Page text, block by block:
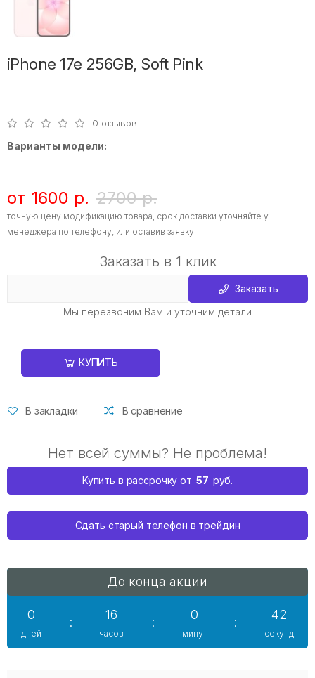
iPhone 17e 256GB, Soft Pink
0 отзывов
Варианты модели:
от 1600 р. 2700 р.
точную цену модификацию товара, срок доставки уточняйте у
менеджера по телефону, или оставив заявку
Заказать в 1 клик
Заказать
Мы перезвоним Вам и уточним детали
КУПИТЬ
В закладки В сравнение
Нет всей суммы? Не проблема!
Купить в рассрочку от 57 руб.
Сдать старый телефон в трейдин
До конца акции
0
дней
:
16
часов
:
0
минут
:
42
секунд